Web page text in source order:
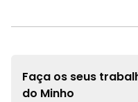
Faça os seus
do Minho